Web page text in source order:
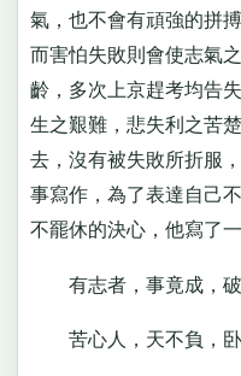
氣，也不會有頑強的拼
而害怕失敗則會使志氣
齡，多次上京趕考均告
生之艱難，悲失利之苦
去，沒有被失敗所折服
事寫作，為了表達自己
不罷休的決心，他寫了一
有志者，事竟成，破
苦心人，天不負，卧